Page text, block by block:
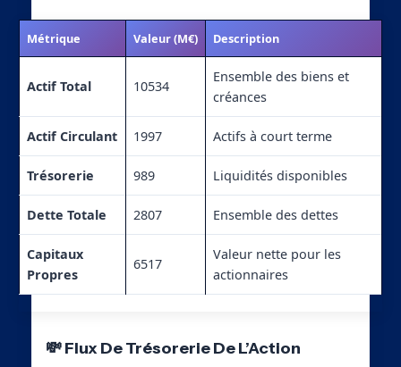
Métrique Valeur (M€) Description
Actif Total 10534
Ensemble des biens et
créances
Actif Circulant 1997 Actifs à court terme
Trésorerie 989 Liquidités disponibles
Dette Totale 2807 Ensemble des dettes
Capitaux
Propres
6517
Valeur nette pour les
actionnaires
💸 Flux De Trésorerie De L’Action